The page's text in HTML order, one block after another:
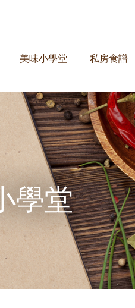
美味小學堂 私房食譜
學堂